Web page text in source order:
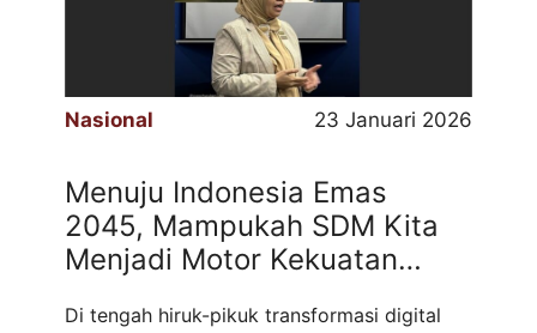
Nasional 23 Januari 2026
Menuju Indonesia Emas
2045, Mampukah SDM Kita
Menjadi Motor Kekuatan
Di tengah hiruk-pikuk transformasi digital